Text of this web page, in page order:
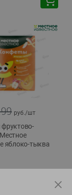
руб./шт
яблоко-тыква